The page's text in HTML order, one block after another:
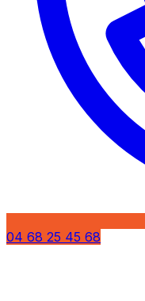
04 68 25 45 68